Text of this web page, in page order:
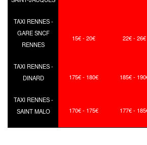
TAXI RENNES -
GARE SNCF
RENNES
15€ - 20€ 22€ - 26€
TAXI RENNES -
DINARD
175€ - 180€ 185€ -
TAXI RENNES -
SAINT MALO
170€ - 175€ 177€ -